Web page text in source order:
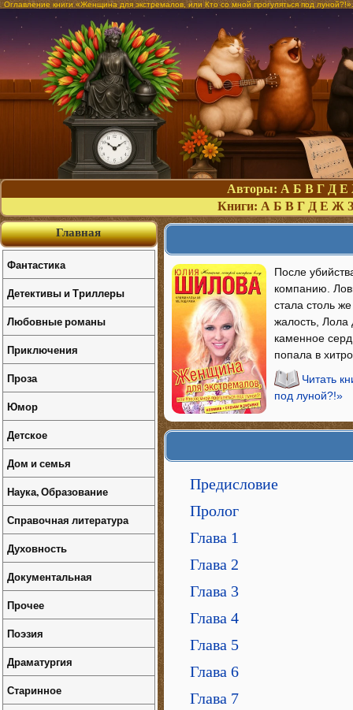
Оглавление книги «Женщина для экстремалов, или Кто со мной прогуляться под
Авторы: А Б В Г Д Е
Книги: А Б В Г Д Е Ж З
После
компанию.
стала столь
жалость, Лола
каменное
попала в
Читать
под луной?!»
Предисловие
Пролог
Глава 1
Глава 2
Глава 3
Глава 4
Глава 5
Глава 6
Глава 7
Главная
Фантастика
Детективы и Триллеры
Любовные романы
Приключения
Проза
Юмор
Детское
Дом и семья
Наука, Образование
Справочная литература
Духовность
Документальная
Прочее
Поэзия
Драматургия
Старинное